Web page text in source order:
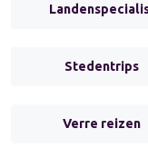
Stedentrips
Verre reizen